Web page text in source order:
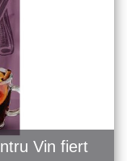
Vin fiert